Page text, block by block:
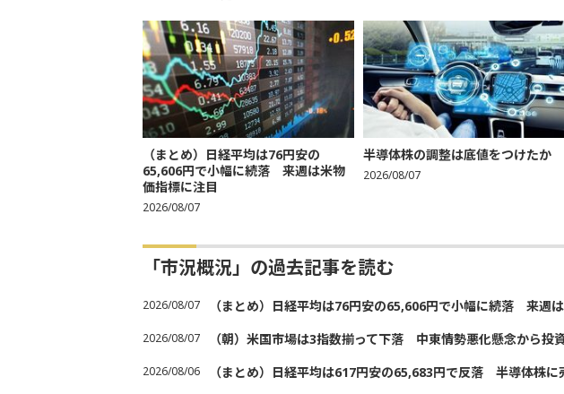
（まとめ）日経平均は76円安の
65,606円で小幅に続落 来週は米物
価指標に注目
2026/08/07
半導体株の調整は底値をつけたか
2026/08/07
「市況概況」の過去記事を読む
2026/08/07 （まとめ）日経平均は76円安の65,606円で小幅に続落 来週
2026/08/07 （朝）米国市場は3指数揃って下落 中東情勢悪化懸念から投
2026/08/06 （まとめ）日経平均は617円安の65,683円で反落 半導体株に